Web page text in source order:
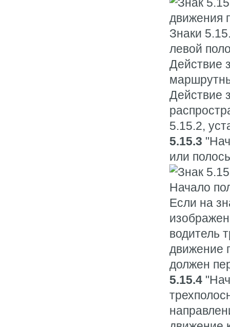
Знаки
левой
Действие
Действие
5.15.2,
5.15.3
или
Если на
водитель
движение
должен
5.15.4